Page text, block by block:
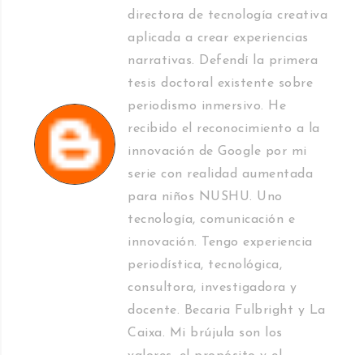
directora de tecnología creativa
aplicada a crear experiencias
narrativas. Defendí la primera
tesis doctoral existente sobre
periodismo inmersivo. He
recibido el reconocimiento a la
innovación de Google por mi
serie con realidad aumentada
para niños NUSHU. Uno
tecnología, comunicación e
innovación. Tengo experiencia
periodística, tecnológica,
consultora, investigadora y
docente. Becaria Fulbright y La
Caixa. Mi brújula son los